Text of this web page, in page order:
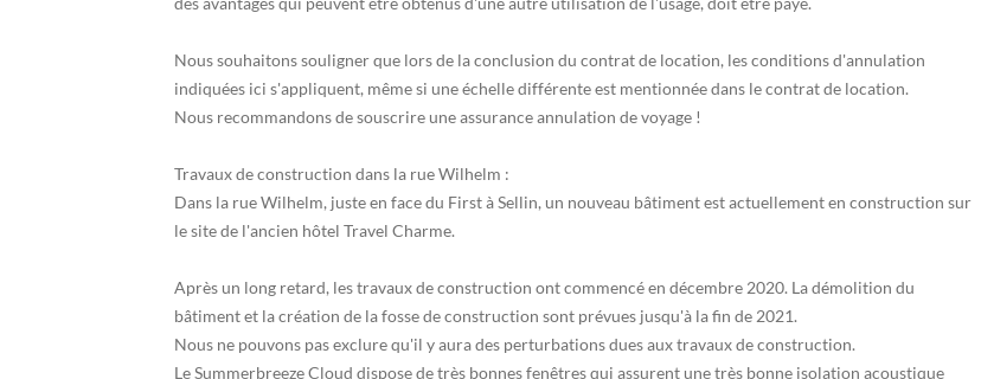
Nous souhaitons souligner que lors de la conclusion du contrat de location, les conditions d'annulation
indiquées ici s'appliquent, même si une échelle différente est mentionnée dans le contrat de location.
Nous recommandons de souscrire une assurance annulation de voyage !
Travaux de construction dans la rue Wilhelm :
Dans la rue Wilhelm, juste en face du First à Sellin, un nouveau bâtiment est actuellement en construction sur
le site de l'ancien hôtel Travel Charme.
Après un long retard, les travaux de construction ont commencé en décembre 2020. La démolition du
bâtiment et la création de la fosse de construction sont prévues jusqu'à la fin de 2021.
Nous ne pouvons pas exclure qu'il y aura des perturbations dues aux travaux de construction.
Le Summerbreeze Cloud dispose de très bonnes fenêtres qui assurent une très bonne isolation acoustique